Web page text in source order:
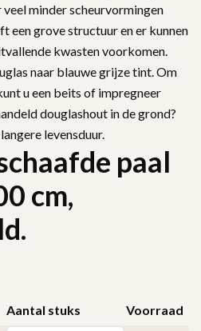
minder scheurvormingen
een grove structuur en er kunnen
kwasten voorkomen.
naar blauwe grijze tint. Om
u een beits of impregneer
douglashout in de grond?
levensduur.
paal
cm,
Aantal stuks
Voorraad